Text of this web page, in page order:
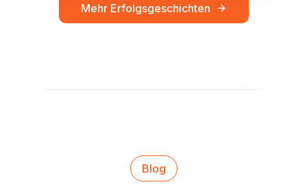
Mehr Erfolgsgeschichten
Blog